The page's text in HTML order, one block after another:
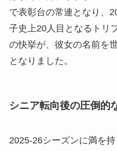
で表彰台の常連となり、
子史上20人目となるトリ
の快挙が、彼女の名前を
となりました。
シニア転向後の圧倒的
2025-26シーズンに満を